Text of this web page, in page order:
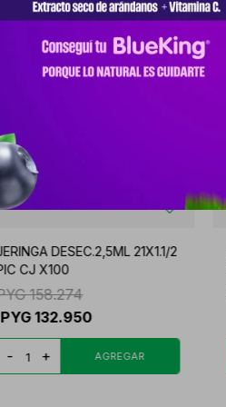
DESEC.2,5ML 21X1.1/2
CJ X100
158.274
PYG 132.950
- +